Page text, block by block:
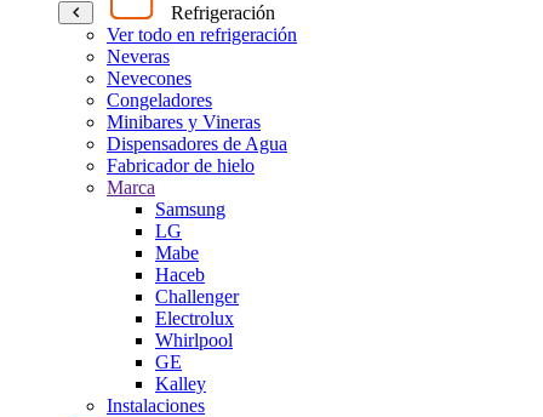
Refrigeración
Ver todo en refrigeración
Neveras
Nevecones
Congeladores
Minibares y Vineras
Dispensadores de Agua
Fabricador de hielo
Marca
Samsung
LG
Mabe
Haceb
Challenger
Electrolux
Whirlpool
GE
Kalley
Instalaciones